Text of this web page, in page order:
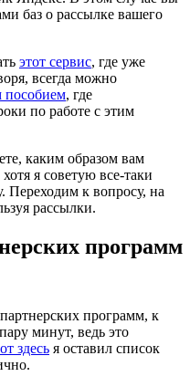
баз о рассылке вашего
этот сервис, где уже
всегда можно
, где
по работе с этим
каким образом вам
я советую все-таки
Переходим к вопросу, на
рассылки.
программ
программ, к
минут, ведь это
здесь я оставил список